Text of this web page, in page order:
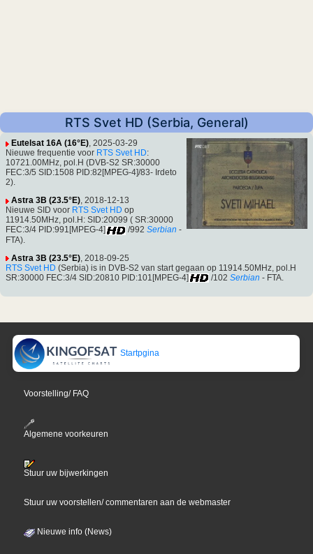
RTS Svet HD (Serbia, General)
Eutelsat 16A (16°E), 2025-03-29
Nieuwe frequentie voor RTS Svet HD:
10721.00MHz, pol.H (DVB-S2 SR:30000
FEC:3/5 SID:1508 PID:82[MPEG-4]/83- Irdeto
2).
Astra 3B (23.5°E), 2018-12-13
Nieuwe SID voor RTS Svet HD op
11914.50MHz, pol.H: SID:20099 ( SR:30000
FEC:3/4 PID:991[MPEG-4]
/992 Serbian -
FTA).
Astra 3B (23.5°E) , 2018-09-25
RTS Svet HD (Serbia) is in DVB-S2 van start gegaan op 11914.50MHz, pol.H
SR:30000 FEC:3/4 SID:20810 PID:101[MPEG-4]
/102 Serbian - FTA.
Startpgina
Voorstelling/ FAQ
Algemene voorkeuren
Stuur uw bijwerkingen
Stuur uw voorstellen/ commentaren aan de webmaster
Nieuwe info (News)